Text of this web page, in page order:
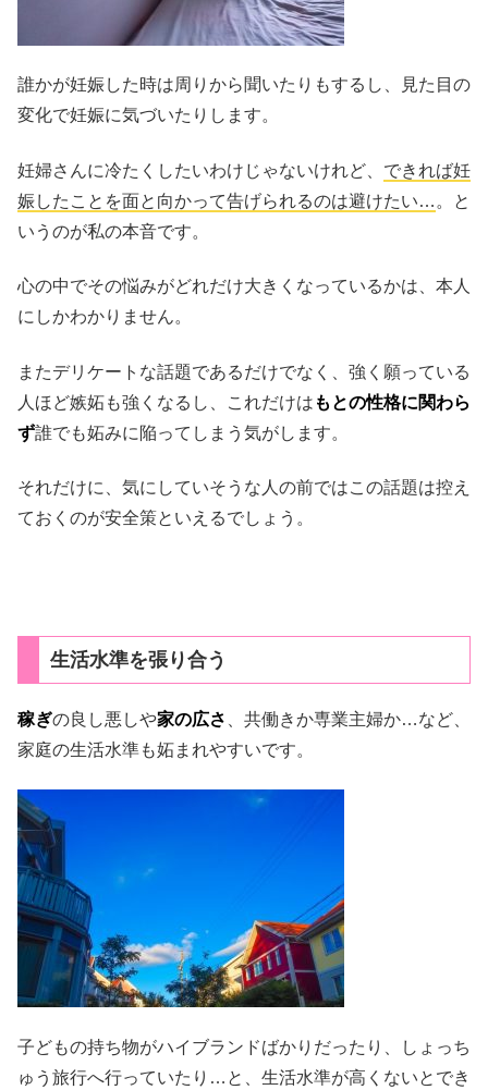
誰かが妊娠した時は周りから聞いたりもするし、見た目の
変化で妊娠に気づいたりします。
妊婦さんに冷たくしたいわけじゃないけれど、 できれば妊
娠したことを面と向かって告げられるのは避けたい… 。と
いうのが私の本音です。
心の中でその悩みがどれだけ大きくなっているかは、本人
にしかわかりません。
またデリケートな話題であるだけでなく、強く願っている
人ほど嫉妬も強くなるし、これだけは もとの性格に関わら
ず誰でも妬みに陥ってしまう気がします。
それだけに、気にしていそうな人の前ではこの話題は控え
ておくのが安全策といえるでしょう。
生活水準を張り合う
稼ぎの良し悪しや家の広さ
、共働きか専業主婦か…など、
家庭の生活水準も妬まれやすいです。
子どもの持ち物がハイブランドばかりだったり、しょっち
ゅう旅行へ行っていたり…と、生活水準が高くないとでき